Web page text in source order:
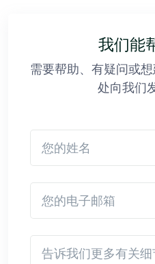
我们能
需要帮助、有疑问或
处向我们